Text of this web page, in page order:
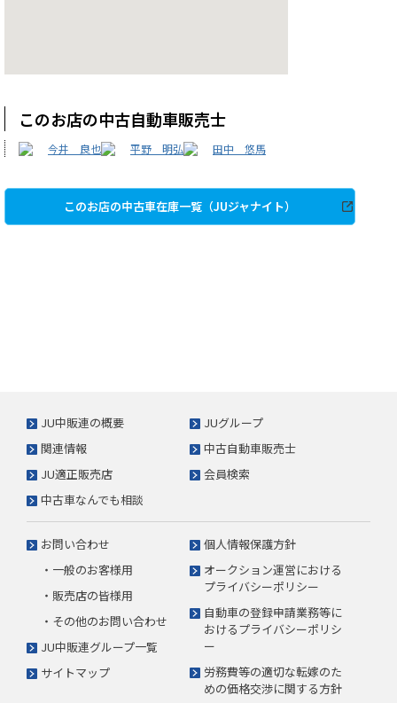
このお店の中古自動車販売士
今井 良也 平野 明弘 田中 悠馬
このお店の中古車在庫一覧（JUジャナイト）
JU中販連の概要
JUグループ
関連情報
中古自動車販売士
JU適正販売店
会員検索
中古車なんでも相談
お問い合わせ
・一般のお客様用
・販売店の皆様用
・その他のお問い合わせ
JU中販連グループ一覧
サイトマップ
個人情報保護方針
オークション運営における
プライバシーポリシー
自動車の登録申請業務等に
おけるプライバシーポリシ
ー
労務費等の適切な転嫁のた
めの価格交渉に関する方針